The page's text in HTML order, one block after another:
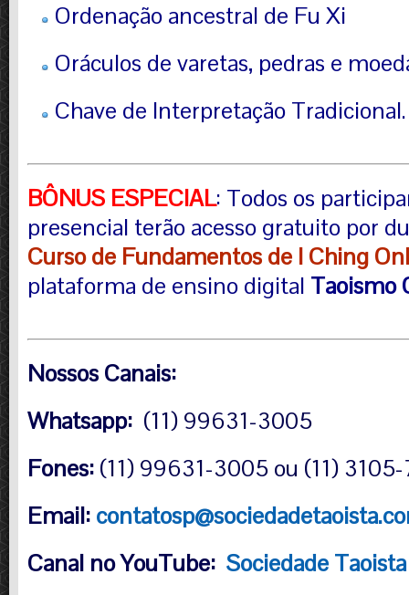
Ordenação ancestral de Fu Xi
Oráculos de varetas, pedras e
Chave de Interpretação Tradicional.
BÔNUS ESPECIAL: Todos os
presencial terão acesso gratuito por
Curso de Fundamentos de I Ching
plataforma de ensino digital Taoismo
Nossos Canais:
Whatsapp: (11) 99631-3005
Fones: (11) 99631-3005 ou (11)
Email:
Canal no YouTube: Sociedade